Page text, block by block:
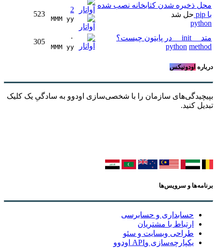
محل ذخیره شدن کتابخانه نصب شده
با pip
حل شد
python
2
MMM yy
523
متد __init__ در پایتون چیست؟
python method
۰
MMM yy
305
درباره اودونیکس
بپیچیدگی‌های سازمان را با شخصی‌سازی اودوو به سادگیِ یک کلیک
تبدیل کنید.
برنامه‌ها و سرویس‌ها
حسابداری و حسابرسی
ارتباط با مشتریان
طراحی وبسایت و سئو
یکپارچه‌سازی وAPI اودوو